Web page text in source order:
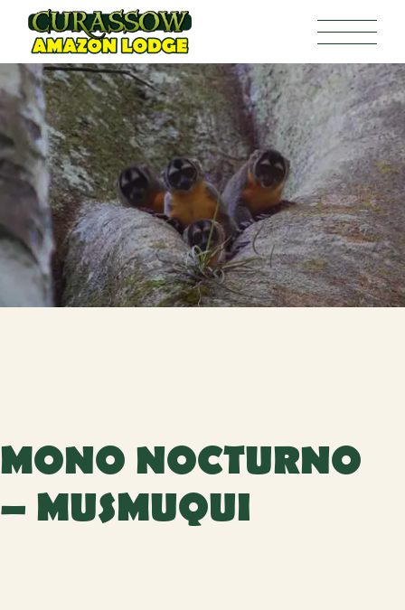
MONO NOCTURNO
– MUSMUQUI